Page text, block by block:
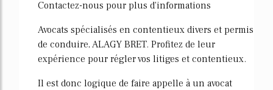
Contactez-nous pour plus d'informations
Avocats spécialisés en contentieux divers et permis
de conduire, ALAGY BRET. Profitez de leur
expérience pour régler vos litiges et contentieux.
Il est donc logique de faire appelle à un avocat